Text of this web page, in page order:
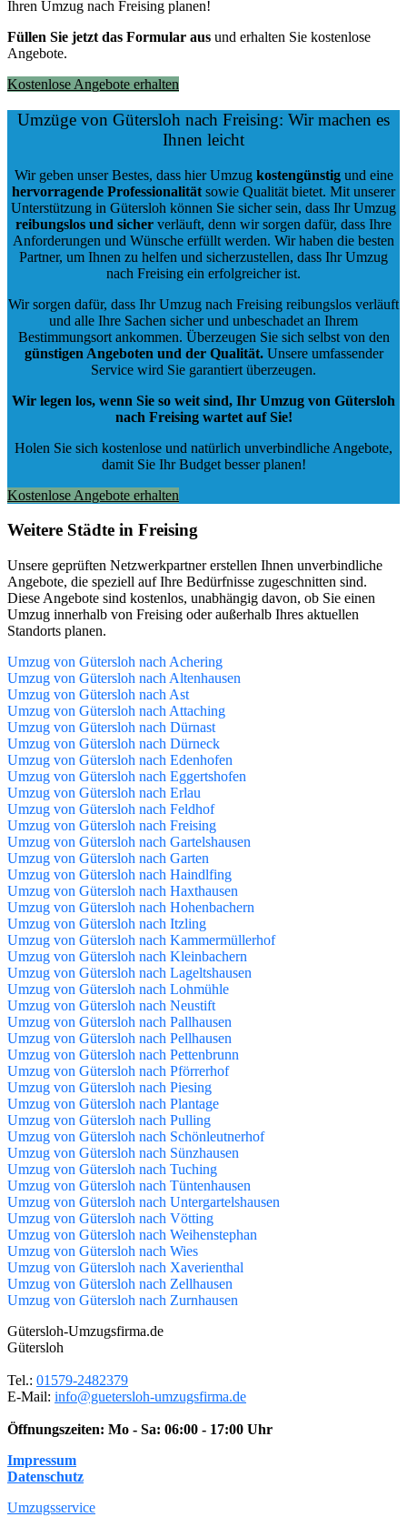
Ihren Umzug nach Freising planen!
Füllen Sie jetzt das Formular aus und erhalten Sie kostenlose
Angebote.
Kostenlose Angebote erhalten
Umzüge von Gütersloh nach Freising: Wir machen es
Ihnen leicht
Wir geben unser Bestes, dass hier Umzug kostengünstigund eine
hervorragende Professionalität sowie Qualität bietet. Mit unserer
Unterstützung in Gütersloh können Sie sicher sein, dass Ihr Umzug
reibungslos und sicher verläuft, denn wir sorgen dafür, dass Ihre
Anforderungen und Wünsche erfüllt werden. Wir haben die besten
Partner, um Ihnen zu helfen und sicherzustellen, dass Ihr Umzug
nach Freising ein erfolgreicher ist.
Wir sorgen dafür, dass Ihr Umzug nach Freising reibungslos verläuft
und alle Ihre Sachen sicher und unbeschadet an Ihrem
Bestimmungsort ankommen. Überzeugen Sie sich selbst von den
günstigen Angeboten und der Qualität.Unsere umfassender
Service wird Sie garantiert überzeugen.
Wir legen los, wenn Sie so weit sind, Ihr Umzug von Gütersloh
nach Freising wartet auf Sie!
Holen Sie sich kostenlose und natürlich unverbindliche Angebote,
damit Sie Ihr Budget besser planen!
Kostenlose Angebote erhalten
Weitere Städte in Freising
Unsere geprüften Netzwerkpartner erstellen Ihnen unverbindliche
Angebote, die speziell auf Ihre Bedürfnisse zugeschnitten sind.
Diese Angebote sind kostenlos, unabhängig davon, ob Sie einen
Umzug innerhalb von Freising oder außerhalb Ihres aktuellen
Standorts planen.
Umzug von Gütersloh nach Achering
Umzug von Gütersloh nach Altenhausen
Umzug von Gütersloh nach Ast
Umzug von Gütersloh nach Attaching
Umzug von Gütersloh nach Dürnast
Umzug von Gütersloh nach Dürneck
Umzug von Gütersloh nach Edenhofen
Umzug von Gütersloh nach Eggertshofen
Umzug von Gütersloh nach Erlau
Umzug von Gütersloh nach Feldhof
Umzug von Gütersloh nach Freising
Umzug von Gütersloh nach Gartelshausen
Umzug von Gütersloh nach Garten
Umzug von Gütersloh nach Haindlfing
Umzug von Gütersloh nach Haxthausen
Umzug von Gütersloh nach Hohenbachern
Umzug von Gütersloh nach Itzling
Umzug von Gütersloh nach Kammermüllerhof
Umzug von Gütersloh nach Kleinbachern
Umzug von Gütersloh nach Lageltshausen
Umzug von Gütersloh nach Lohmühle
Umzug von Gütersloh nach Neustift
Umzug von Gütersloh nach Pallhausen
Umzug von Gütersloh nach Pellhausen
Umzug von Gütersloh nach Pettenbrunn
Umzug von Gütersloh nach Pförrerhof
Umzug von Gütersloh nach Piesing
Umzug von Gütersloh nach Plantage
Umzug von Gütersloh nach Pulling
Umzug von Gütersloh nach Schönleutnerhof
Umzug von Gütersloh nach Sünzhausen
Umzug von Gütersloh nach Tuching
Umzug von Gütersloh nach Tüntenhausen
Umzug von Gütersloh nach Untergartelshausen
Umzug von Gütersloh nach Vötting
Umzug von Gütersloh nach Weihenstephan
Umzug von Gütersloh nach Wies
Umzug von Gütersloh nach Xaverienthal
Umzug von Gütersloh nach Zellhausen
Umzug von Gütersloh nach Zurnhausen
Gütersloh-Umzugsfirma.de
Gütersloh
Tel.: 01579-2482379
E-Mail: info@guetersloh-umzugsfirma.de
Öffnungszeiten: Mo - Sa: 06:00 - 17:00 Uhr
Impressum
Datenschutz
Umzugsservice